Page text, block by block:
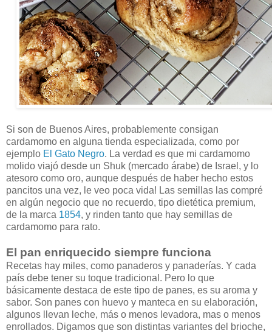
Si son de Buenos Aires, probablemente consigan
cardamomo en alguna tienda especializada, como por
ejemplo El Gato Negro. La verdad es que mi cardamomo
molido viajó desde un Shuk (mercado árabe) de Israel, y lo
atesoro como oro, aunque después de haber hecho estos
pancitos una vez, le veo poca vida! Las semillas las compré
en algún negocio que no recuerdo, tipo dietética premium,
de la marca 1854, y rinden tanto que hay semillas de
cardamomo para rato.
El pan enriquecido siempre funciona
Recetas hay miles, como panaderos y panaderías. Y cada
país debe tener su toque tradicional. Pero lo que
básicamente destaca de este tipo de panes, es su aroma y
sabor. Son panes con huevo y manteca en su elaboración,
algunos llevan leche, más o menos levadora, mas o menos
enrollados. Digamos que son distintas variantes del brioche,